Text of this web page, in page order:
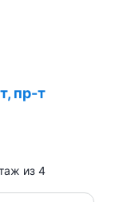
пр-т
из 4